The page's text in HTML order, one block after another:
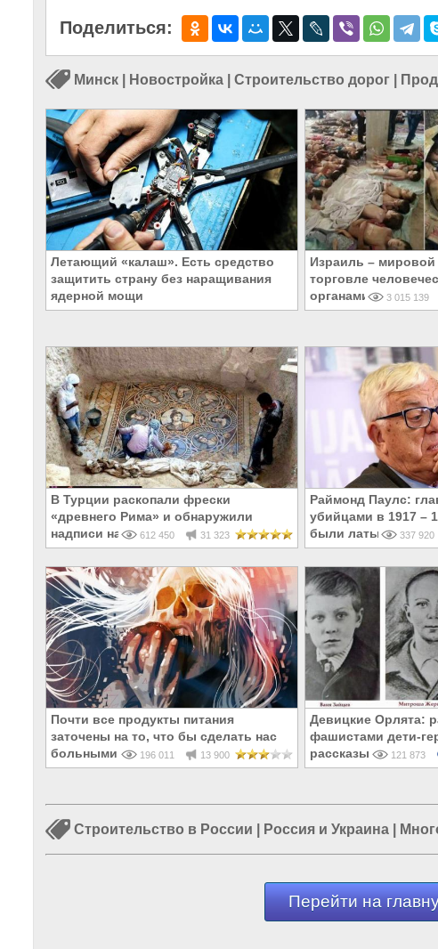
Поделиться:
Минск Новостройка Строительство дорог
Летающий «калаш». Есть средство
защитить страну без наращивания
ядерной мощи
Израиль – мировой
торговле
органами
3 015 139
В Турции раскопали фрески
«древнего Рима» и обнаружили
надписи на Русском!
612 450 31 323
Раймонд Паулс:
убийцами в 1917 –
были латыши и337 920
Почти все продукты питания
заточены на то, что бы сделать нас
больными и бесплодными
196 011 13 900
Девицкие Орлята:
фашистами дети-
рассказывают в
121 873
Строительство в России Россия и Украина
Перейти на